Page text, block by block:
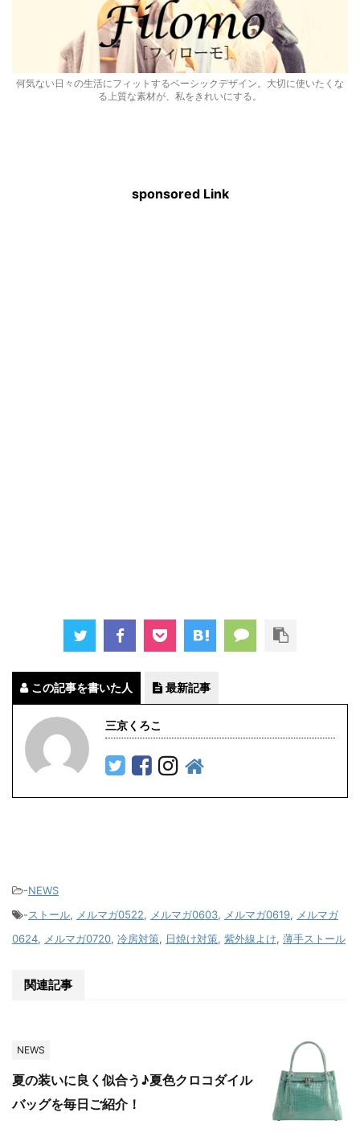
何気ない日々の生活にフィットするベーシックデザイン。大切に使いたくな
る上質な素材が、私をきれいにする。
sponsored Link
この記事を書いた人 最新記事
三京くろこ
-NEWS
-ストール, メルマガ0522, メルマガ0603, メルマガ0619, メルマガ
0624, メルマガ0720, 冷房対策, 日焼け対策, 紫外線よけ, 薄手ストール
関連記事
NEWS
夏の装いに良く似合う♪夏色クロコダイル
バッグを毎日ご紹介！